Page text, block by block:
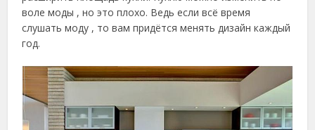
воле моды , но это плохо. Ведь если всё время
слушать моду , то вам придётся менять дизайн каждый
год.